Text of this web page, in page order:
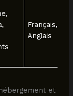
Français,
Anglais
et